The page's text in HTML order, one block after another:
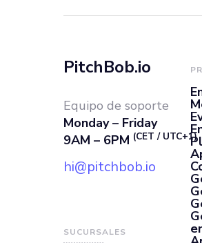
PitchBob.io
Equipo de soporte
Monday – Friday
9AM – 6PM (CET / UTC+1)
hi@pitchbob.io
SUCURSALES